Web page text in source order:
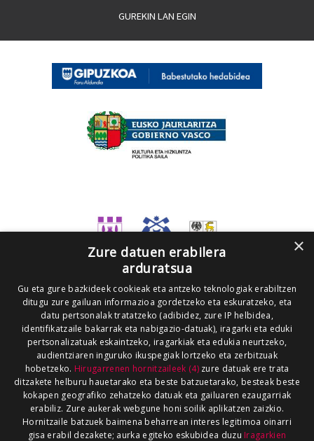
GUREKIN LAN EGIN
×
Zure datuen erabilera
arduratsua
Gu eta gure bazkideek cookieak eta antzeko teknologiak erabiltzen
ditugu zure gailuan informazioa gordetzeko eta eskuratzeko, eta
datu pertsonalak tratatzeko (adibidez, zure IP helbidea,
identifikatzaile bakarrak eta nabigazio-datuak), iragarki eta eduki
pertsonalizatuak eskaintzeko, iragarkiak eta edukia neurtzeko,
audientziaren inguruko ikuspegiak lortzeko eta zerbitzuak
hobetzeko. Hirugarrenen hornitzaileek (4)zure datuak ere trata
ditzakete helburu hauetarako eta beste batzuetarako, besteak beste
kokapen geografiko zehatzeko datuak eta gailuaren ezaugarriak
erabiliz. Zure aukerak webgune honi soilik aplikatzen zaizkio.
Hornitzaile batzuek baimena beharrean interes legitimoa oinarri
gisa erabil dezakete; aurka egiteko eskubidea duzu Iragarkien